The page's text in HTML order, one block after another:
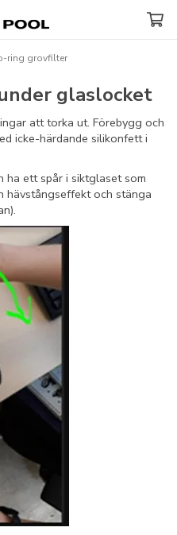
ring grovfilter
glaslocket
att torka ut. Förebygg och
icke-härdande silikonfett i
ha ett spår i siktglaset som
hävstångseffekt och stänga